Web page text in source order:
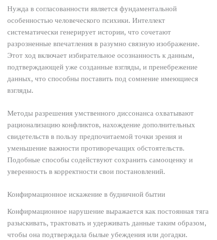
Нужда в согласованности является фундаментальной
особенностью человеческого психики. Интеллект
систематически генерирует истории, что сочетают
разрозненные впечатления в разумно связную изображение.
Этот ход включает избирательное осознанность к данным,
подтверждающей уже созданные взгляды, и пренебрежение
данных, что способны поставить под сомнение имеющиеся
взгляды.
Методы разрешения умственного диссонанса охватывают
рационализацию конфликтов, нахождение дополнительных
свидетельств в пользу предпочитаемой точки зрения и
уменьшение важности противоречащих обстоятельств.
Подобные способы содействуют сохранить самооценку и
уверенность в корректности свои постановлений.
Конфирмационное искажение в будничной бытии
Конфирмационное нарушение выражается как постоянная тяга
разыскивать, трактовать и удерживать данные таким образом,
чтобы она подтверждала былые убеждения или догадки.